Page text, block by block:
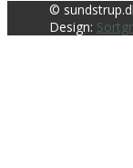
©
Design: